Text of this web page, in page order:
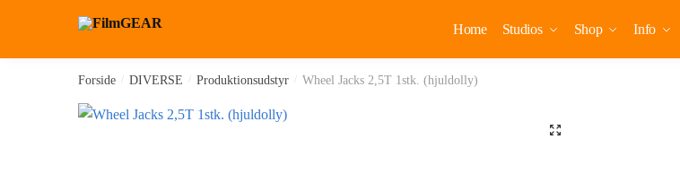
Home Studios Shop Info
Forside DIVERSE Produktionsudstyr Wheel Jacks 2,5T 1stk. (hjuldolly)
🔍